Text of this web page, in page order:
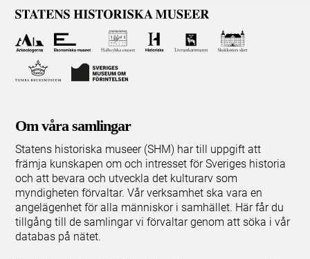
Om våra samlingar
Statens historiska museer (SHM) har till uppgift att
främja kunskapen om och intresset för Sveriges historia
och att bevara och utveckla det kulturarv som
myndigheten förvaltar. Vår verksamhet ska vara en
angelägenhet för alla människor i samhället. Här får du
tillgång till de samlingar vi förvaltar genom att söka i vår
databas på nätet.